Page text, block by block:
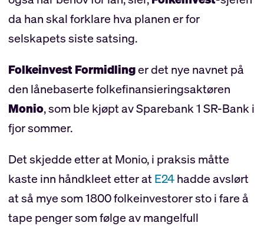
da han skal forklare hva planen er for
selskapets siste satsing.
Folkeinvest Formidlinger det nye navnet på
den lånebaserte folkefinansieringsaktøren
Monio, som ble kjøpt av Sparebank 1 SR-Bank i
fjor sommer.
Det skjedde etter at Monio, i praksis måtte
kaste inn håndkleet etter atE24hadde avslørt
at så mye som 1800 folkeinvestorer sto i fare å
tape penger som følge av mangelfull